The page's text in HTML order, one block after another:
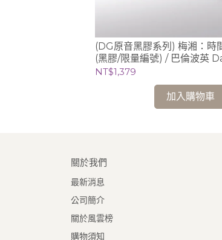
(DG原音黑膠系列) 梅湘：時間終止四重奏
(黑膠/限量編號) / 巴倫波英 Daniel
Barenboim (鋼琴)
NT$1,379
加入購物車
關於我們
最新消息
公司簡介
關於風雲榜
購物須知